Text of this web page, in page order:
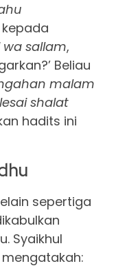
wa sallam,
Beliau
malam
shalat
hadits ini
sepertiga
Syaikhul